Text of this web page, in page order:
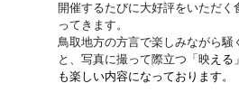
開催するたびに大好評をいただく
ってきます。
鳥取地方の方言で楽しみながら騒
と、写真に撮って際立つ「映える
も楽しい内容になっております。